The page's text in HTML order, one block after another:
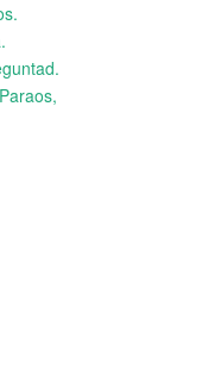
Paraos,